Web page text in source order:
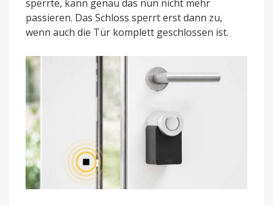
sperrte, kann genau das nun nicht mehr
passieren. Das Schloss sperrt erst dann zu,
wenn auch die Tür komplett geschlossen ist.